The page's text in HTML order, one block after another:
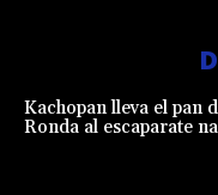
Kachopan lleva el pan
Ronda al escaparate